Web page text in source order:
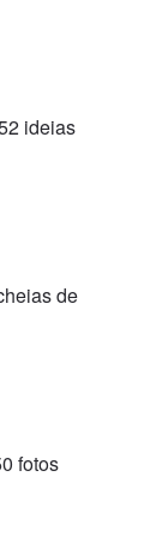
ideias
de
fotos